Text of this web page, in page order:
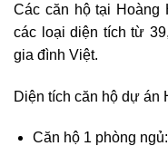
Các căn hộ tại Hoàng
các loại diện tích từ
gia đình Việt.
Diện tích căn hộ dự án
Căn hộ 1 phòng